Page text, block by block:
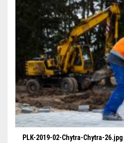
PLK-2019-02-Chytra-Chytra-26.jpg